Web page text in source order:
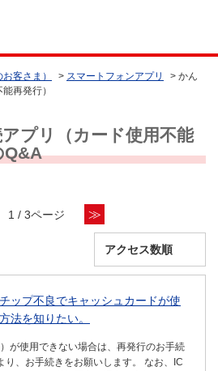
客さま） > スマートフォンアプリ > かん
再発行）
アプリ（カード使用不能
Q&A
1 / 3ページ ≫
ップ不良でキャッシュカードが使
法を知りたい。
が使用できない場合は、再発行のお手続
り、お手続きをお願いします。 なお、IC